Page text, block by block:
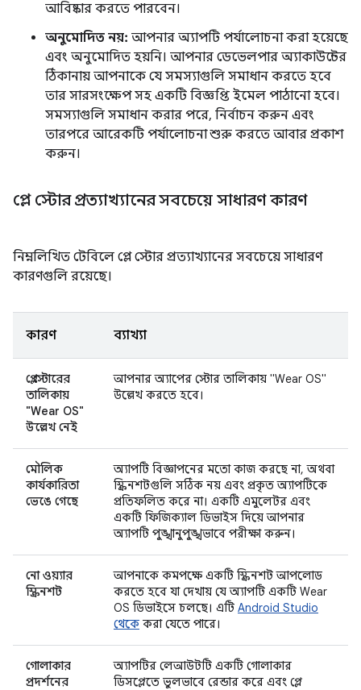
আবিষ্কার করতে পারবেন।
অনুমোদিত নয়: আপনার অ্যাপটি পর্যালোচনা করা হয়েছে
এবং অনুমোদিত হয়নি। আপনার ডেভেলপার অ্যাকাউন্টের
ঠিকানায় আপনাকে যে সমস্যাগুলি সমাধান করতে হবে
তার সারসংক্ষেপ সহ একটি বিজ্ঞপ্তি ইমেল পাঠানো হবে।
সমস্যাগুলি সমাধান করার পরে, নির্বাচন করুন এবং
তারপরে আরেকটি পর্যালোচনা শুরু করতে আবার প্রকাশ
করুন।
প্লে স্টোর প্রত্যাখ্যানের সবচেয়ে সাধারণ কারণ
নিম্নলিখিত টেবিলে প্লে স্টোর প্রত্যাখ্যানের সবচেয়ে সাধারণ
কারণগুলি রয়েছে।
কারণ ব্যাখ্যা
প্লে স্টোরের
তালিকায়
"Wear OS"
উল্লেখ নেই
আপনার অ্যাপের স্টোর তালিকায় "Wear OS"
উল্লেখ করতে হবে।
মৌলিক
কার্যকারিতা
ভেঙে গেছে
অ্যাপটি বিজ্ঞাপনের মতো কাজ করছে না, অথবা
স্ক্রিনশটগুলি সঠিক নয় এবং প্রকৃত অ্যাপটিকে
প্রতিফলিত করে না। একটি এমুলেটর এবং
একটি ফিজিক্যাল ডিভাইস দিয়ে আপনার
অ্যাপটি পুঙ্খানুপুঙ্খভাবে পরীক্ষা করুন।
নো ওয়্যার
স্ক্রিনশট
আপনাকে কমপক্ষে একটি স্ক্রিনশট আপলোড
করতে হবে যা দেখায় যে অ্যাপটি একটি Wear
OS ডিভাইসে চলছে। এটি Android Studio
থেকে করা যেতে পারে।
গোলাকার
প্রদর্শনের
অ্যাপটির লেআউটটি একটি গোলাকার
ডিসপ্লেতে ভুলভাবে রেন্ডার করে এবং প্লে